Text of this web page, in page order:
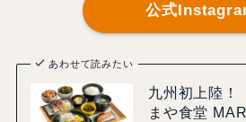
公式
あわせて読みたい
九州初上陸！
まや食堂